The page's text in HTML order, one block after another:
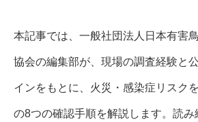
本記事では、一般社団法人日本有害
協会の編集部が、現場の調査経験と
インをもとに、火災・感染症リスク
の8つの確認手順を解説します。読み